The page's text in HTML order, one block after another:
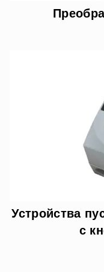
Устройства
с